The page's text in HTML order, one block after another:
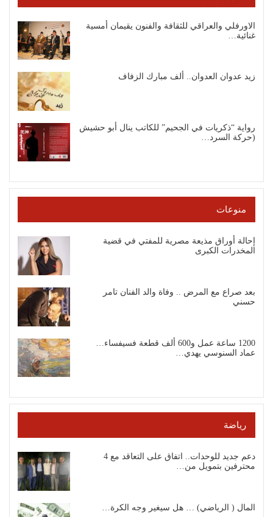
الاورفلي والعراقي للثقافة والفنون يقيمان أمسية
غنائية…
زيد عدوان العدوان.. ألف مبارك الزفاف
رواية “ذكريات في الجحيم” للكاتب ينال أبو حشيش
(حركة السرد…
منوعات
إحالة أوراق مذيعة مصرية للمفتي في قضية
المخدرات الكبرى
بعد صراع مع المرض .. وفاة والد الفنان تامر
حسني
1200 ساعة عمل و600 ألف قطعة فسيفساء…
عماد السنوسي يهدي…
رياضة
دعم جديد للوحدات.. اتفاق على التعاقد مع 4
محترفين بتمويل من…
المال ( الرياضي) … هل سيغير وجه الكرة…